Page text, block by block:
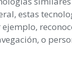
estas
o